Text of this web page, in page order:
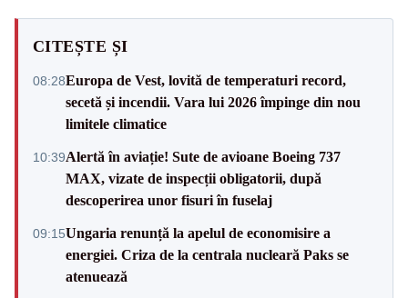
CITEȘTE ȘI
08:28Europa de Vest, lovită de temperaturi record,
secetă și incendii. Vara lui 2026 împinge din nou
limitele climatice
10:39Alertă în aviație! Sute de avioane Boeing 737
MAX, vizate de inspecții obligatorii, după
descoperirea unor fisuri în fuselaj
09:15Ungaria renunță la apelul de economisire a
energiei. Criza de la centrala nucleară Paks se
atenuează